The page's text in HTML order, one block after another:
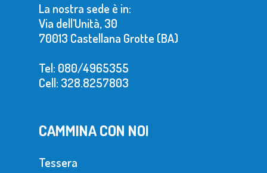
La nostra sede è in:
Via dell’Unità, 30
70013 Castellana Grotte (BA)
Tel: 080/4965355
Cell: 328.8257803
CAMMINA CON NOI
Tessera